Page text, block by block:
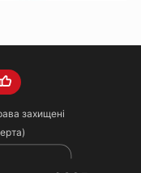
захищені